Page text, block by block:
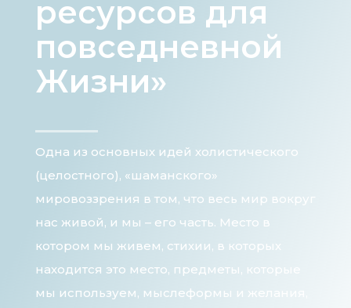
ресурсов для
повседневной
Жизни»
Одна из основных идей холистического
(целостного), «шаманского»
мировоззрения в том, что весь мир вокруг
нас живой, и мы – его часть. Место в
котором мы живем, стихии, в которых
находится это место, предметы, которые
мы используем, мыслеформы и желания,